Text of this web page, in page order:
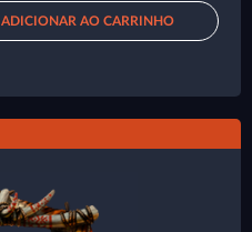
ADICIONAR AO CARRINHO